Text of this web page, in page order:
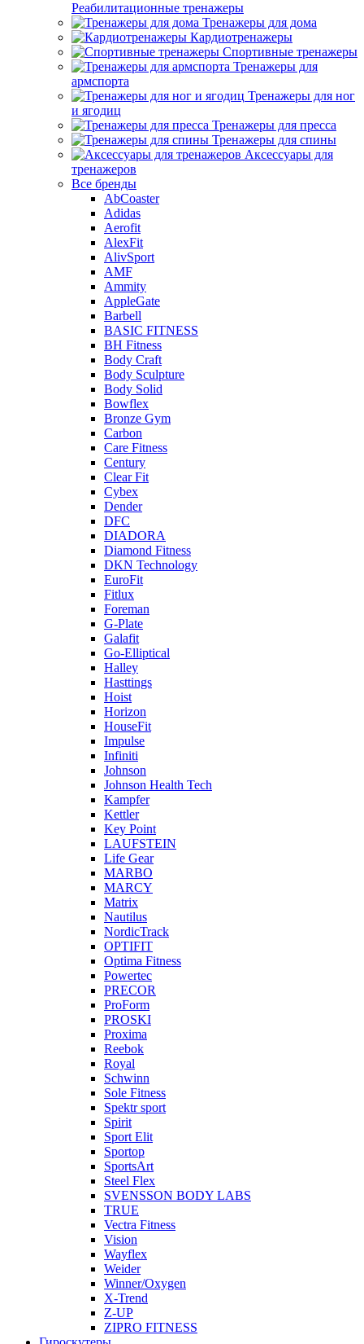
Реабилитационные тренажеры
Тренажеры для дома
Кардиотренажеры
Спортивные тренажеры
Тренажеры для
армспорта
Тренажеры для ног
и ягодиц
Тренажеры для пресса
Тренажеры для спины
Аксессуары для
тренажеров
Все бренды
AbCoaster
Adidas
Aerofit
AlexFit
AlivSport
AMF
Ammity
AppleGate
Barbell
BASIC FITNESS
BH Fitness
Body Craft
Body Sculpture
Body Solid
Bowflex
Bronze Gym
Carbon
Care Fitness
Century
Clear Fit
Cybex
Dender
DFC
DIADORA
Diamond Fitness
DKN Technology
EuroFit
Fitlux
Foreman
G-Plate
Galafit
Go-Elliptical
Halley
Hasttings
Hoist
Horizon
HouseFit
Impulse
Infiniti
Johnson
Johnson Health Tech
Kampfer
Kettler
Key Point
LAUFSTEIN
Life Gear
MARBO
MARCY
Matrix
Nautilus
NordicTrack
OPTIFIT
Optima Fitness
Powertec
PRECOR
ProForm
PROSKI
Proxima
Reebok
Royal
Schwinn
Sole Fitness
Spektr sport
Spirit
Sport Elit
Sportop
SportsArt
Steel Flex
SVENSSON BODY LABS
TRUE
Vectra Fitness
Vision
Wayflex
Weider
Winner/Oxygen
X-Trend
Z-UP
ZIPRO FITNESS